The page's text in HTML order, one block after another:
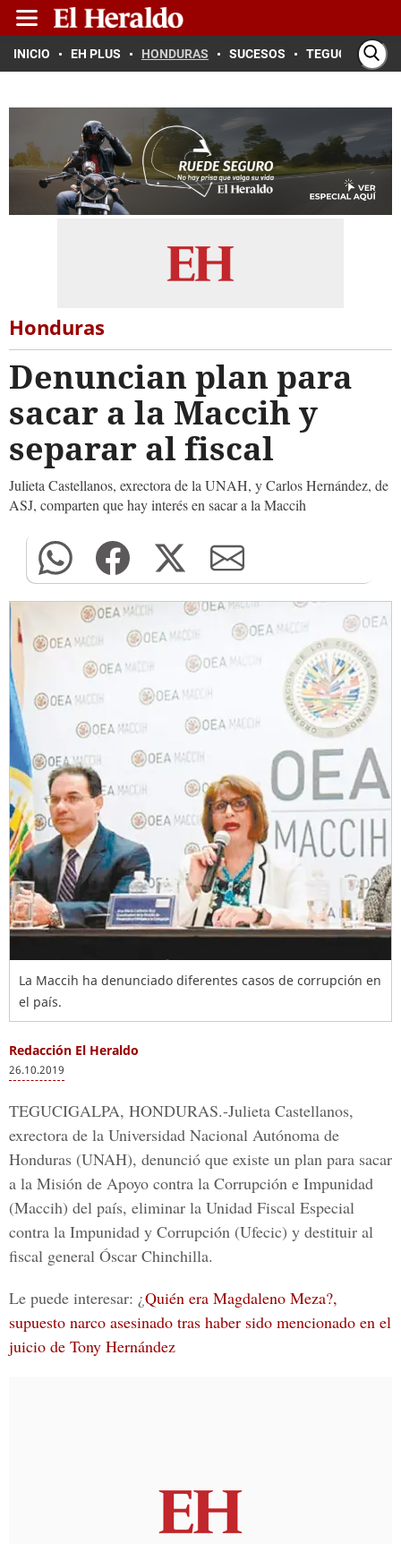
INICIO EH PLUS HONDURAS SUCESOS TEGUCIGALPA
Honduras
Denuncian plan para
sacar a la Maccih y
separar al fiscal
Julieta Castellanos, exrectora de la UNAH, y Carlos Hernández, de
ASJ, comparten que hay interés en sacar a la Maccih
La Maccih ha denunciado diferentes casos de corrupción en
el país.
Redacción El Heraldo
26.10.2019
TEGUCIGALPA, HONDURAS.-Julieta Castellanos,
exrectora de la Universidad Nacional Autónoma de
Honduras (UNAH), denunció que existe un plan para sacar
a la Misión de Apoyo contra la Corrupción e Impunidad
(Maccih) del país, eliminar la Unidad Fiscal Especial
contra la Impunidad y Corrupción (Ufecic) y destituir al
fiscal general Óscar Chinchilla.
Le puede interesar: ¿Quién era Magdaleno Meza?,
supuesto narco asesinado tras haber sido mencionado en el
juicio de Tony Hernández